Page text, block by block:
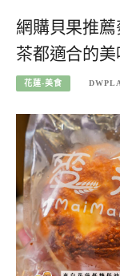
網購貝果推
茶都適合的
花蓮-美食